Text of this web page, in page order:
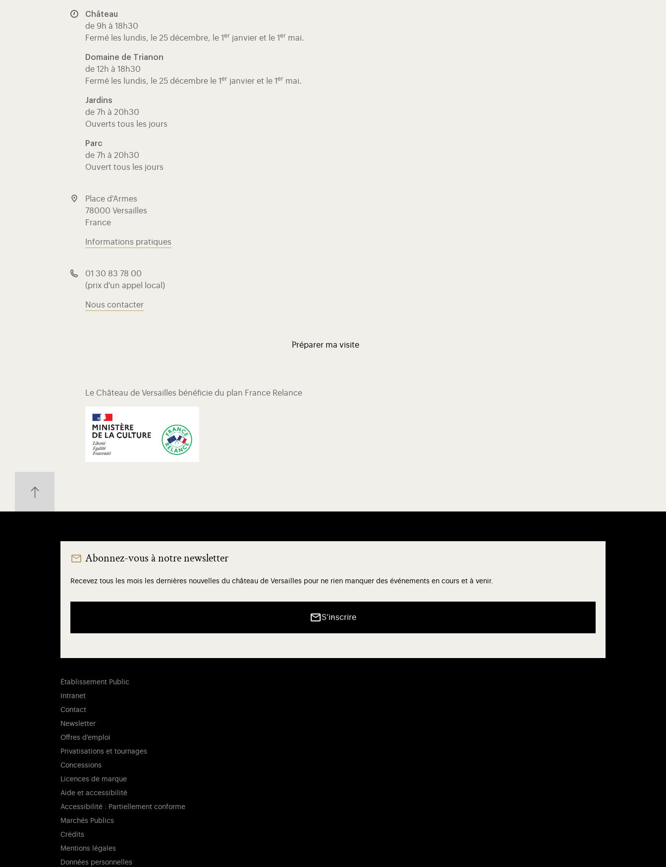
Château
de 9h à 18h30
Fermé les lundis, le 25 décembre, le 1 er janvier et le 1 er mai.
Domaine de Trianon
de 12h à 18h30
Fermé les lundis, le 25 décembre le 1 er janvier et le 1 er mai.
Jardins
de 7h à 20h30
Ouverts tous les jours
Parc
de 7h à 20h30
Ouvert tous les jours
Place d'Armes
78000 Versailles
France
Informations pratiques
01 30 83 78 00
(prix d'un appel local)
Nous contacter
Préparer ma visite
Le Château de Versailles bénéficie du plan France Relance
Abonnez-vous à notre newsletter
Recevez tous les mois les dernières nouvelles du château de Versailles pour ne rien manquer des événements en cours et à venir.
S’inscrire
Établissement Public
Intranet
Contact
Newsletter
Offres d'emploi
Privatisations et tournages
Concessions
Licences de marque
Aide et accessibilité
Accessibilité : Partiellement conforme
Marchés Publics
Crédits
Mentions légales
Données personnelles